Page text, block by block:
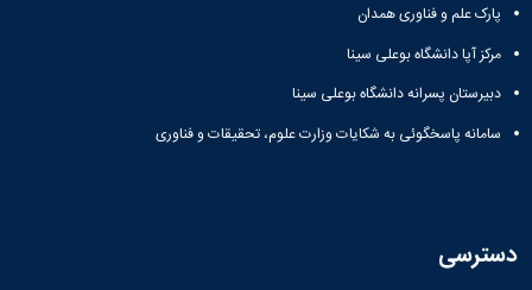
پارک علم و فناوری همدان
مرکز آپا دانشگاه بوعلی سینا
دبیرستان پسرانه دانشگاه بوعلی سینا
سامانه پاسخگوئی به شکایات وزارت علوم، تحقیقات و فناوری
دسترسی